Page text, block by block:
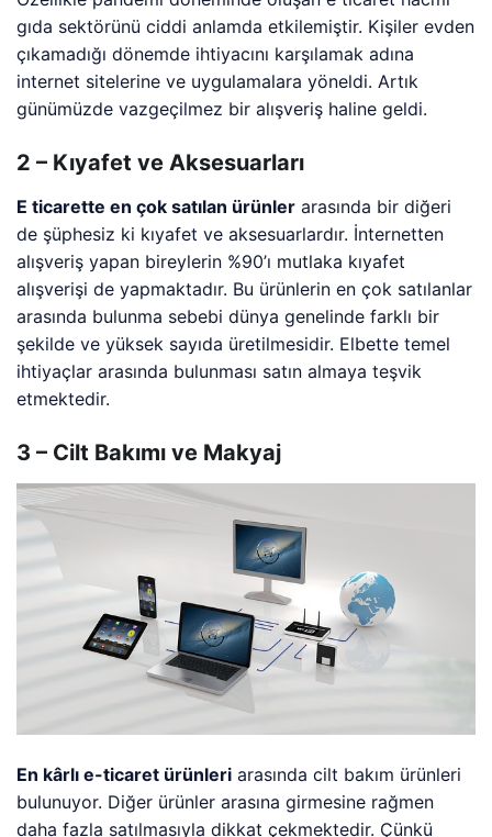
gıda sektörünü ciddi anlamda etkilemiştir. Kişiler evden
çıkamadığı dönemde ihtiyacını karşılamak adına
internet sitelerine ve uygulamalara yöneldi. Artık
günümüzde vazgeçilmez bir alışveriş haline geldi.
2 – Kıyafet ve Aksesuarları
E ticarette en çok satılan ürünler arasında bir diğeri
de şüphesiz ki kıyafet ve aksesuarlardır. İnternetten
alışveriş yapan bireylerin %90’ı mutlaka kıyafet
alışverişi de yapmaktadır. Bu ürünlerin en çok satılanlar
arasında bulunma sebebi dünya genelinde farklı bir
şekilde ve yüksek sayıda üretilmesidir. Elbette temel
ihtiyaçlar arasında bulunması satın almaya teşvik
etmektedir.
3 – Cilt Bakımı ve Makyaj
En kârlı e-ticaret ürünleri arasında cilt bakım ürünleri
bulunuyor. Diğer ürünler arasına girmesine rağmen
daha fazla satılmasıyla dikkat çekmektedir. Çünkü